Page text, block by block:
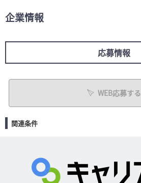
企業情報
応募情報
WEB応募する
関連条件